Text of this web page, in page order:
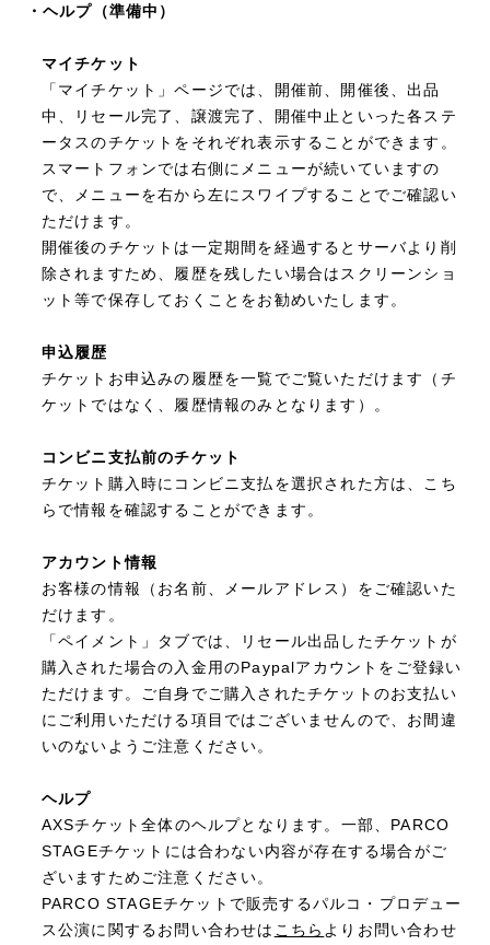
・ヘルプ（準備中）
マイチケット
「マイチケット」ページでは、開催前、開催後、出品
中、リセール完了、譲渡完了、開催中止といった各ステ
ータスのチケットをそれぞれ表示することができます。
スマートフォンでは右側にメニューが続いていますの
で、メニューを右から左にスワイプすることでご確認い
ただけます。
開催後のチケットは一定期間を経過するとサーバより削
除されますため、履歴を残したい場合はスクリーンショ
ット等で保存しておくことをお勧めいたします。
申込履歴
チケットお申込みの履歴を一覧でご覧いただけます（チ
ケットではなく、履歴情報のみとなります）。
コンビニ支払前のチケット
チケット購入時にコンビニ支払を選択された方は、こち
らで情報を確認することができます。
アカウント情報
お客様の情報（お名前、メールアドレス）をご確認いた
だけます。
「ペイメント」タブでは、リセール出品したチケットが
購入された場合の入金用のPaypalアカウントをご登録い
ただけます。ご自身でご購入されたチケットのお支払い
にご利用いただける項目ではございませんので、お間違
いのないようご注意ください。
ヘルプ
AXSチケット全体のヘルプとなります。一部、PARCO
STAGEチケットには合わない内容が存在する場合がご
ざいますためご注意ください。
PARCO STAGEチケットで販売するパルコ・プロデュー
ス公演に関するお問い合わせは こちら よりお問い合わせ